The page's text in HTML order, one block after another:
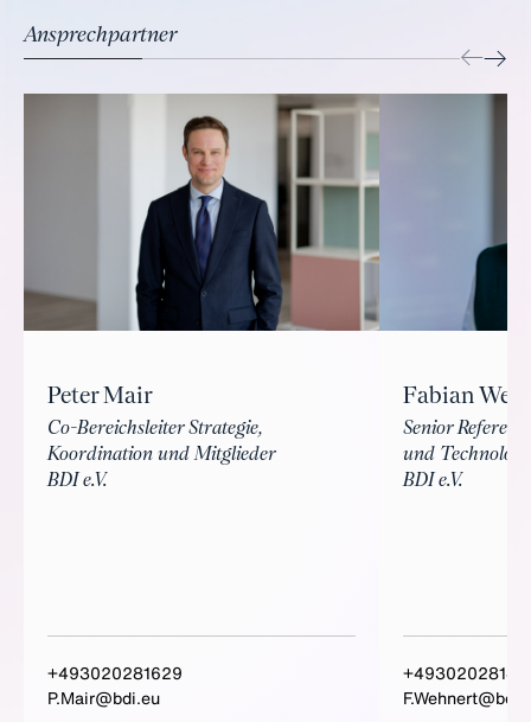
Ansprechpartner
Peter Mair
Co-Bereichsleiter Strategie,
Koordination und Mitglieder
BDI e.V.
+493020281629
P.Mair@bdi.eu
Fabian
Senior
und
BDI e.V.